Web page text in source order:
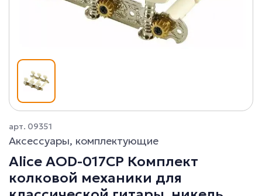
арт. 09351
Аксессуары, комплектующие
Alice AOD-017CP Комплект
колковой механики для